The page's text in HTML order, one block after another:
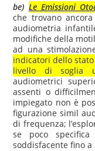
be) Le Emissioni
che tro­vano
audiometria
modifiche della
ad una
indicatori dello
livello di soglia
audiometrici
assenti o
impiegato non è
figurazione simil
di frequenza;
se poco
soddisfacente fino a